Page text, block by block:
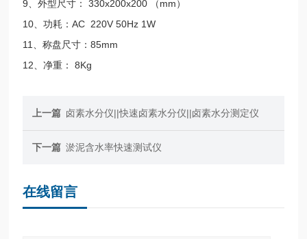
9、外型尺寸： 330x200x200 （mm）
10、功耗：AC 220V 50Hz 1W
11、称盘尺寸：85mm
12、净重： 8Kg
上一篇 卤素水分仪||快速卤素水分仪||卤素水分测定仪
下一篇 淤泥含水率快速测试仪
在线留言